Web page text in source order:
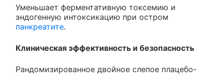
Уменьшает ферментативную токсемию и
эндогенную интоксикацию при остром
панкреатите.
Клиническая эффективность и безопасность
Рандомизированное двойное слепое плацебо-